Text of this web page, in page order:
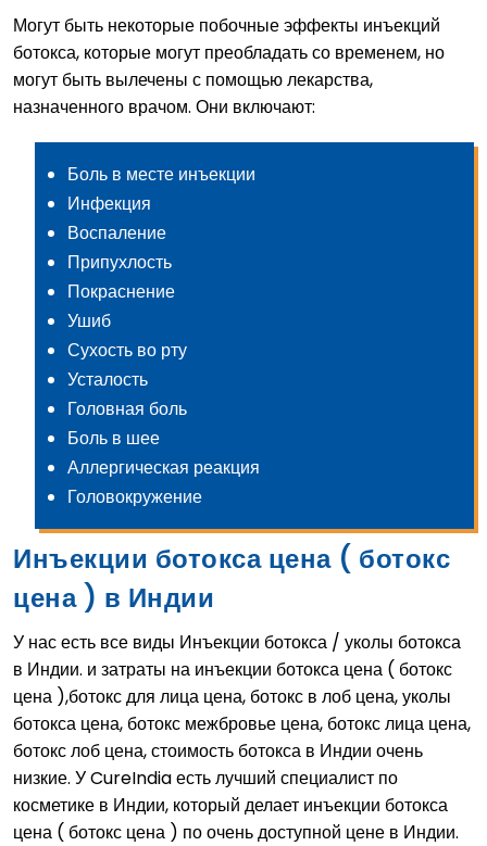
Могут быть некоторые побочные эффекты инъекций
ботокса, которые могут преобладать со временем, но
могут быть вылечены с помощью лекарства,
назначенного врачом. Они включают:
Боль в месте инъекции
Инфекция
Воспаление
Припухлость
Покраснение
Ушиб
Сухость во рту
Усталость
Головная боль
Боль в шее
Аллергическая реакция
Головокружение
Инъекции ботокса цена ( ботокс
цена ) в Индии
У нас есть все виды Инъекции ботокса / уколы ботокса
в Индии. и затраты на инъекции ботокса цена ( ботокс
цена ),ботокс для лица цена, ботокс в лоб цена, уколы
ботокса цена, ботокс межбровье цена, ботокс лица цена,
ботокс лоб цена, стоимость ботокса в Индии очень
низкие. У CureIndia есть лучший специалист по
косметике в Индии, который делает инъекции ботокса
цена ( ботокс цена ) по очень доступной цене в Индии.